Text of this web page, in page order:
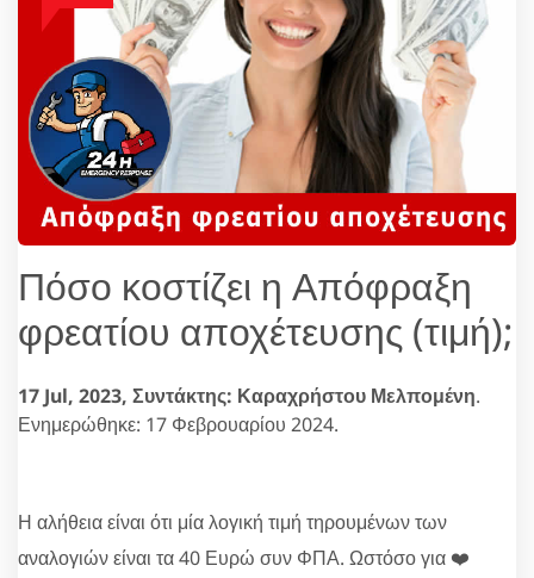
Πόσο κοστίζει η Απόφραξη
φρεατίου αποχέτευσης (τιμή);
17 Jul, 2023, Συντάκτης: Καραχρήστου Μελπομένη.
Ενημερώθηκε: 17 Φεβρουαρίου 2024.
Η αλήθεια είναι ότι μία λογική τιμή τηρουμένων των
αναλογιών είναι τα 40 Ευρώ συν ΦΠΑ. Ωστόσο για ❤️